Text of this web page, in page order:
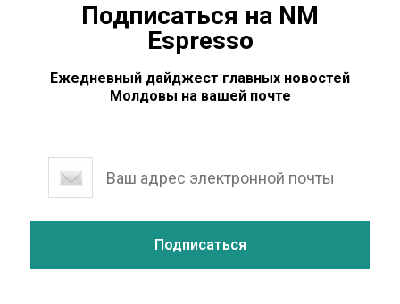
Подписаться на NM
Espresso
Ежедневный дайджест главных новостей
Молдовы на вашей почте